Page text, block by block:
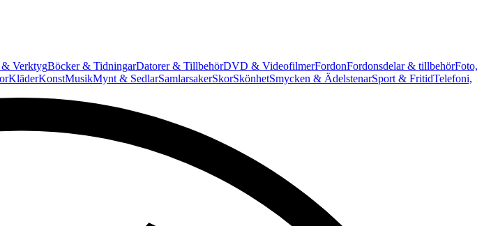
VerktygBöcker & TidningarDatorer & TillbehörDVD & VideofilmerFordonFordonsdelar & tillbehörFoto,
KläderKonstMusikMynt & SedlarSamlarsakerSkorSkönhetSmycken & ÄdelstenarSport & FritidTelefoni,